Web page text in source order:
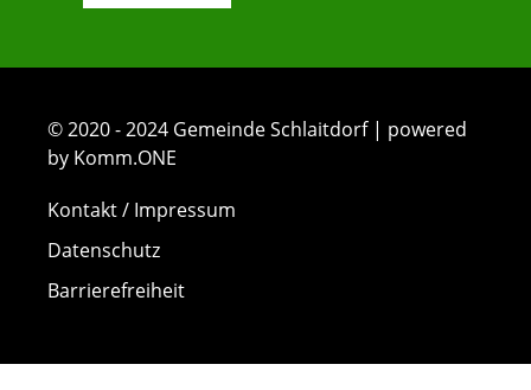
© 2020 - 2024 Gemeinde Schlaitdorf | powered
by Komm.ONE
Kontakt / Impressum
Datenschutz
Barrierefreiheit